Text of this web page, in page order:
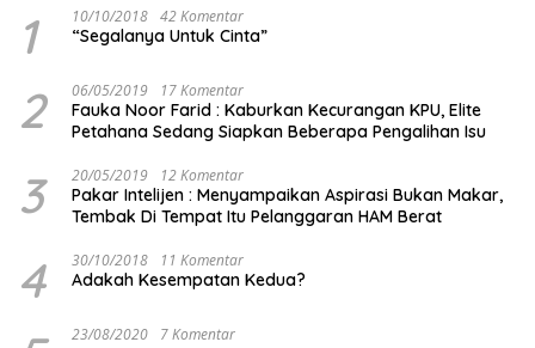
1 10/10/2018 42 Komentar
“Segalanya Untuk Cinta”
2 06/05/2019 17 Komentar
Fauka Noor Farid : Kaburkan Kecurangan KPU, Elite
Petahana Sedang Siapkan Beberapa Pengalihan Isu
3 20/05/2019 12 Komentar
Pakar Intelijen : Menyampaikan Aspirasi Bukan Makar,
Tembak Di Tempat Itu Pelanggaran HAM Berat
4 30/10/2018 11 Komentar
Adakah Kesempatan Kedua?
23/08/2020 7 Komentar